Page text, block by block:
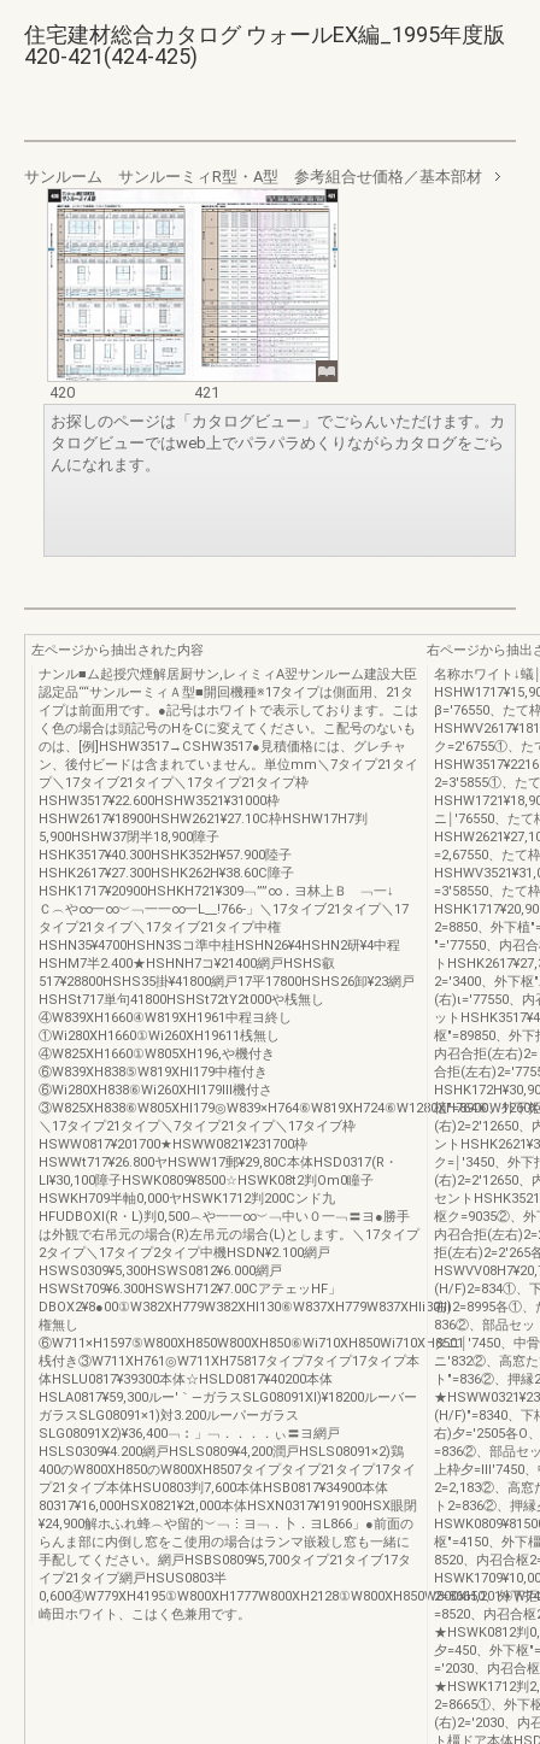
住宅建材総合カタログ ウォールEX編_1995年度版
420-421(424-425)
サンルーム サンルーミィR型・A型 参考組合せ価格／基本部材
420
421
お探しのページは「カタログビュー」でごらんいただけます。カ
タログビューではweb上でパラパラめくりながらカタログをごら
んになれます。
左ページから抽出された内容
ナンル■ム起授穴煙解居厨サン,レィミィA翌サンルーム建設大臣
認定品““サンルーミィＡ型■開回機種※17タイプは側面用、21タ
イプは前面用です。●記号はホワイトで表示しております。こは
く色の場合は頭記号のHをCに変えてください。こ配号のないも
のは、[例]HSHW3517→CSHW3517●見積価格には、グレチャ
ン、後付ビードは含まれていません。単位mm＼7タイプ21タイ
プ＼17タイブ21タイプ＼17タイプ21タイプ枠
HSHW3517¥22.600HSHW3521¥31000枠
HSHW2617¥18900HSHW2621¥27.10C枠HSHW17H7判
5,900HSHW37閉半18,900障子
HSHK3517¥40.300HSHK352H¥57.900陸子
HSHK2617¥27.300HSHK262H¥38.60C障子
HSHK1717¥20900HSHKH721¥309﹁””∞．ヨ林上Ｂ ﹁一↓
Ｃ︵や∞一∞︶﹁一一∞一L__!766-」＼17タイブ21タイプ＼17
タイプ21タイブ＼17タイブ21タイプ中権
HSHN35¥4700HSHN3Sコ準中桂HSHN26¥4HSHN2研¥4中程
HSHM7半2.400★HSHNH7コ¥21400網戸HSHS叡
517¥28800HSHS35掛¥41800網戸17平17800HSHS26卸¥23網戸
HSHSt717単句41800HSHSt72tY2t000や桟無し
④W839XH1660④W819XH1961中程ヨ終し
①Wi280XH1660①Wi260XH19611桟無し
④W825XH1660①W805XH196,や機付き
⑥W839XH838⑤W819XHl179中権付き
⑥Wi280XH838⑥Wi260XHI179Ⅲ機付さ
＼17タイプ21タイプ＼7タイプ21タイプ＼17タイブ枠
HSWW0817¥201700★HSWW0821¥231700枠
HSWWt717¥26.800ヤHSWW17郵¥29,80C本体HSD0317(R・
Ll¥30,100障子HSWK0809¥8500☆HSWK08t2判Om0瞳子
HSWKH709半軸0,000ヤHSWK1712判200Cンド九
HFUDBOXl(R・L)判0,500︵や一一∞︶﹁中い０一﹁〓ヨ●勝手
は外観で右吊元の場合(R)左吊元の場合(L)とします。＼17タイプ
2タイプ＼17タイプ2タイプ中機HSDN¥2.100網戸
HSWS0309¥5,300HSWS0812¥6.000網戸
HSWSt709¥6.300HSWSH712¥7.00CアテェッHF」
DBOX2¥8●00①W382XH779W382XHI130⑥W837XH779W837XHli30Ⅲ
権無し
⑥W711×H1597⑤W800XH850W800XH850⑥Wi710XH850Wi710XH8501
桟付き③W711XH761◎W711XH75817タイプ7タイプ17タイプ本
体HSLU0817¥39300本体☆HSLD0817¥40200本体
HSLA0817¥59,300ルー′｀―ガラスSLG08091Xl)¥18200ルーバー
ガラスSLG08091×1)対3.200ルーパーガラス
SLG08091X2)¥36,400﹁︰」﹁．．．．ぃ〓ヨ網戸
HSLS0309¥4.200網戸HSLS0809¥4,200潤戸HSLS08091×2)鶏
400のW800XH850のW800XH8507タイプタイプ21タイプ17タイ
プ21タイブ本体HSU0803判7,600本体HSB0817¥34900本体
80317¥16,000HSX0821¥2t,000本体HSXN0317¥191900HSX眼閉
¥24,900解ホふれ蜂︵や留的︶﹁⋮ヨ﹁．卜．ヨL866」●前面の
らんま部に内倒し窓をこ使用の場合はランマ嵌殺し窓も一緒に
手配してください。網戸HSBS0809¥5,700タイプ21タイブ17タ
イプ21タイプ網戸HSUS0803半
崎田ホワイト、こはく色兼用です。
右ページから抽出
名称ホワイト↓蟻
β=′76550、たて
ク=2′6755①、た
2=3′5855①、た
ニ￨′76550、た
=2,67550、たて
=3′58550、たて
2=8850、外下植
″=′77550、内召
ト
2=′3400、外下
(右)ι=′77550、
ット
枢″=89850、外
内召合拒(左右
合拒(左右
植″=8900、外下
(右)2=2′12650、
ント
ク=￨′3450、外
(右)2=2′12650、
セント
枢ク=9035②、外
内召合拒(左右
拒(左右)2=2′265
(H/F)2=834①、
右)2=8995各①、
836②、部品セッ
タニ￨′7450、中
ニ′832②、高窓
ト″=836②、押
(H/F)″=8340、下
右)夕=′2505各O
=836②、部品セ
上枠夕=Ⅲ′7450
2=2,183②、高窓
ト2=836②、押
枢″=4150、外下
8520、内召合枢
2=86650、外下
=8520、内召合
★HSWK0812判
夕=450、外下枢
=′2030、内召合
★HSWK1712判
2=8665①、外下
(右)2=′2030、内